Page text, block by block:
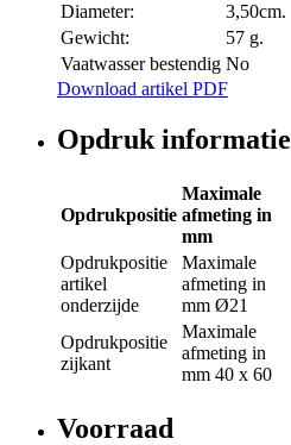
Diameter:
3,50cm.
Gewicht:
57 g.
Vaatwasser bestendig No
Download artikel PDF
Opdruk informatie
Opdrukpositie
Maximale
afmeting in
mm
Opdrukpositie
artikel
onderzijde
Maximale
afmeting in
mm Ø21
Opdrukpositie
zijkant
Maximale
afmeting in
mm 40 x 60
Voorraad